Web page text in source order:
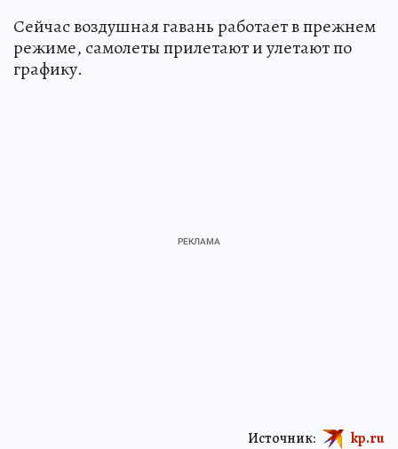
Сейчас воздушная гавань работает в прежнем
режиме, самолеты прилетают и улетают по
графику.
Источник: kp.ru